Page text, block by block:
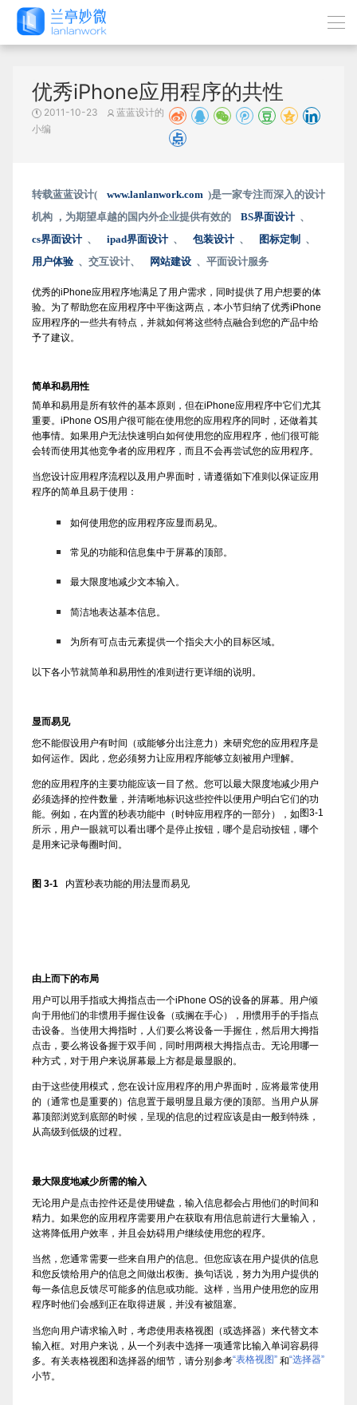
优秀iPhone应用程序的共性
2011-10-23
蓝蓝设计的
小编
转载蓝蓝设计( www.lanlanwork.com )是一家专注而深入的设计
机构 ，为期望卓越的国内外企业提供有效的
BS界面设计 、
cs界面设计 、 ipad界面设计 、 包装设计 、 图标定制
、
用户体验 、交互设计、 网站建设 、平面设计服务
优秀的iPhone应用程序地满足了用户需求，同时提供了用户想要的体
验。为了帮助您在应用程序中平衡这两点，本小节归纳了优秀iPhone
应用程序的一些共有特点，并就如何将这些特点融合到您的产品中给
予了建议。
简单和易用性
简单和易用是所有软件的基本原则，但在iPhone应用程序中它们尤其
重要。iPhone OS用户很可能在使用您的应用程序的同时，还做着其
他事情。如果用户无法快速明白如何使用您的应用程序，他们很可能
会转而使用其他竞争者的应用程序，而且不会再尝试您的应用程序。
当您设计应用程序流程以及用户界面时，请遵循如下准则以保证应用
程序的简单且易于使用：
如何使用您的应用程序应显而易见。
常见的功能和信息集中于屏幕的顶部。
最大限度地减少文本输入。
简洁地表达基本信息。
为所有可点击元素提供一个指尖大小的目标区域。
以下各小节就简单和易用性的准则进行更详细的说明。
显而易见
您不能假设用户有时间（或能够分出注意力）来研究您的应用程序是
如何运作。因此，您必须努力让应用程序能够立刻被用户理解。
您的应用程序的主要功能应该一目了然。您可以最大限度地减少用户
必须选择的控件数量，并清晰地标识这些控件以便用户明白它们的功
能。例如，在内置的秒表功能中（时钟应用程序的一部分），如 图3-1
所示，用户一眼就可以看出哪个是停止按钮，哪个是启动按钮，哪个
是用来记录每圈时间。
图 3-1 内置秒表功能的用法显而易见
由上而下的布局
用户可以用手指或大拇指点击一个iPhone OS的设备的屏幕。用户倾
向于用他们的非惯用手握住设备（或搁在手心），用惯用手的手指点
击设备。当使用大拇指时，人们要么将设备一手握住，然后用大拇指
点击，要么将设备握于双手间，同时用两根大拇指点击。无论用哪一
种方式，对于用户来说屏幕最上方都是最显眼的。
由于这些使用模式，您在设计应用程序的用户界面时，应将最常使用
的（通常也是重要的）信息置于最明显且最方便的顶部。当用户从屏
幕顶部浏览到底部的时候，呈现的信息的过程应该是由一般到特殊，
从高级到低级的过程。
最大限度地减少所需的输入
无论用户是点击控件还是使用键盘，输入信息都会占用他们的时间和
精力。如果您的应用程序需要用户在获取有用信息前进行大量输入，
这将降低用户效率，并且会妨碍用户继续使用您的程序。
当然，您通常需要一些来自用户的信息。但您应该在用户提供的信息
和您反馈给用户的信息之间做出权衡。换句话说，努力为用户提供的
每一条信息反馈尽可能多的信息或功能。这样，当用户使用您的应用
程序时他们会感到正在取得进展，并没有被阻塞。
当您向用户请求输入时，考虑使用表格视图（或选择器）来代替文本
输入框。对用户来说，从一个列表中选择一项通常比输入单词容易得
多。有关表格视图和选择器的细节，请分别参考“表格视图” 和“选择器”
小节。